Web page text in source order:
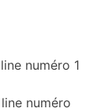
numéro 1
numéro